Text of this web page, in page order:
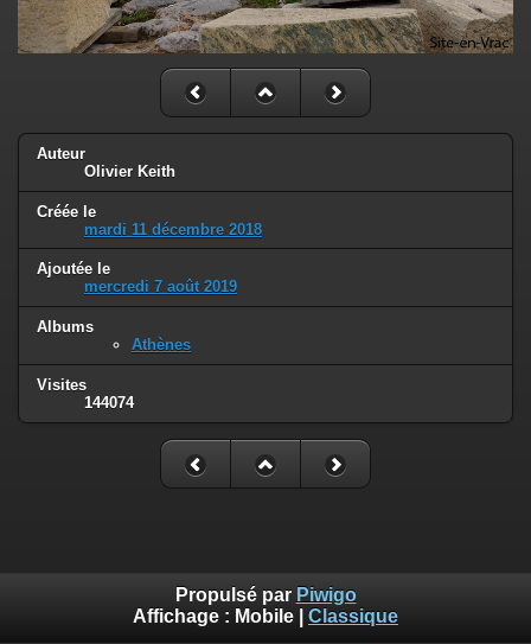
Auteur
Olivier Keith
Créée le
mardi 11 décembre 2018
Ajoutée le
mercredi 7 août 2019
Albums
Athènes
Visites
144074
Propulsé par Piwigo
Affichage : Mobile Classique